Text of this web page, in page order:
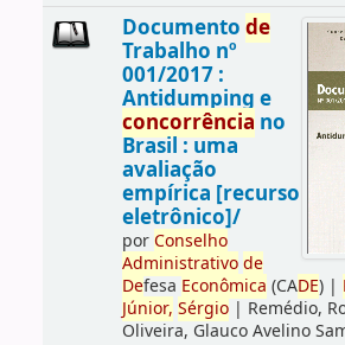
Documento de
Trabalho nº
001/2017 :
Antidumping e
concorrência no
Brasil : uma
avaliação
empírica [recurso
eletrônico]/
porConselho
Administrativo de
Defesa Econômica (CADE)|
Júnior, Sérgio| Remédio,
Oliveira, Glauco Avelino